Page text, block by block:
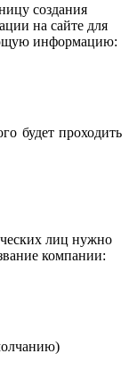
создания
на сайте для
информацию:
будет проходить
лиц нужно
компании: